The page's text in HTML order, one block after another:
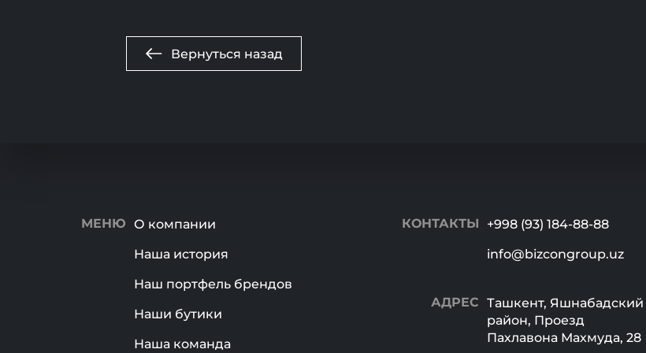
Вернуться назад
МЕНЮ О компании
Наша история
Наш портфель брендов
Наши бутики
Наша команда
КОНТАКТЫ
+998 (93) 184-88-88
info@bizcongroup.uz
АДРЕС Ташкент, Яшнабадский
район, Проезд
Пахлавона Махмуда, 28